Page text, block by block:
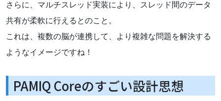
さらに、マルチスレッド実装により、スレッド間のデータ
共有が柔軟に行えるとのこと。
これは、複数の脳が連携して、より複雑な問題を解決する
ようなイメージですね！
PAMIQ Coreのすごい設計思想